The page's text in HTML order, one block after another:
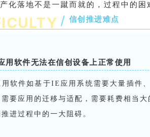
化落地不是一蹴而就的，过程中的困
/ 信创推进难点
用软件无法在信创设备上正常使用
用软件如基于IE应用系统需要大量插件
要应用的迁移与适配，需要耗费相当
进过程中的一大阻碍。